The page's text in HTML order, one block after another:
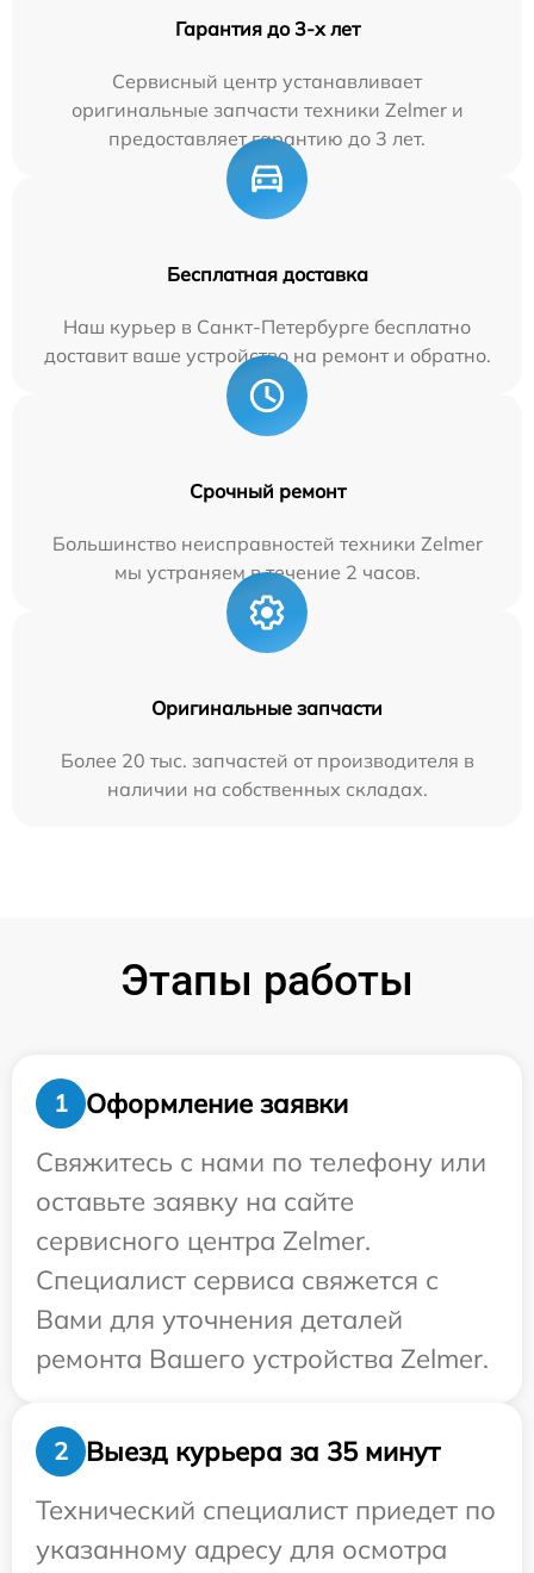
Гарантия до 3-х лет
Сервисный центр устанавливает
оригинальные запчасти техники Zelmer и
предоставляет гарантию до 3 лет.
Бесплатная доставка
Наш курьер в Санкт-Петербурге бесплатно
доставит ваше устройство на ремонт и обратно.
Срочный ремонт
Большинство неисправностей техники Zelmer
мы устраняем в течение 2 часов.
Оригинальные запчасти
Более 20 тыс. запчастей от производителя в
наличии на собственных складах.
Этапы работы
1
Оформление заявки
Свяжитесь с нами по телефону или
оставьте заявку на сайте
сервисного центра Zelmer.
Специалист сервиса свяжется с
Вами для уточнения деталей
ремонта Вашего устройства Zelmer.
2
Выезд курьера за 35 минут
Технический специалист приедет по
указанному адресу для осмотра